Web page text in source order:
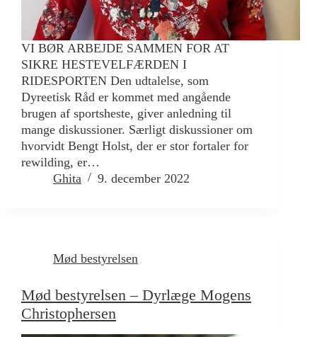
VI BØR ARBEJDE SAMMEN FOR AT
SIKRE HESTEVELFÆRDEN I
RIDESPORTEN Den udtalelse, som
Dyreetisk Råd er kommet med angående
brugen af sportsheste, giver anledning til
mange diskussioner. Særligt diskussioner om
hvorvidt Bengt Holst, der er stor fortaler for
rewilding, er…
Ghita
9. december 2022
Mød bestyrelsen
Mød bestyrelsen – Dyrlæge Mogens
Christophersen